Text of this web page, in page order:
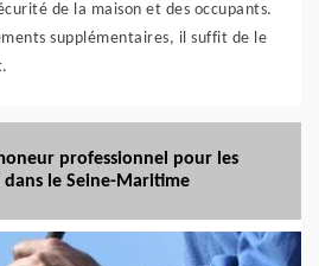
de la maison et des occupants.
supplémentaires, il suffit de le
professionnel pour les
dans le Seine-Maritime